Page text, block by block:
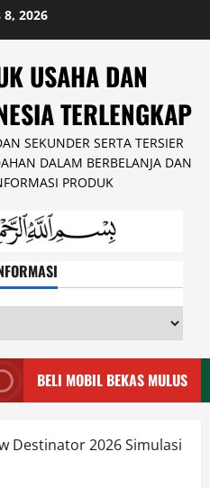
2026
USAHA DAN
TERLENGKAP
SEKUNDER SERTA TERSIER
DALAM BERBELANJA DAN
PRODUK
INFORMASI
BELI MOBIL BEKAS MULUS
Destinator 2026 Simulasi